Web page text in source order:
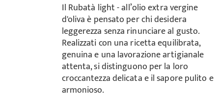
Il Rubatà light - all’olio extra vergine
d'oliva è pensato per chi desidera
leggerezza senza rinunciare al gusto.
Realizzati con una ricetta equilibrata,
genuina e una lavorazione artigianale
attenta, si distinguono per la loro
croccantezza delicata e il sapore pulito e
armonioso.